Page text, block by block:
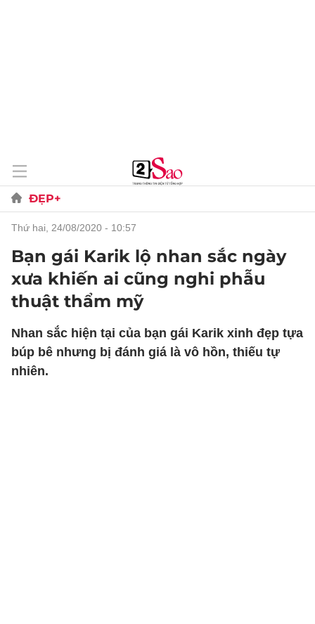
ĐẸP+
thứ hai, 24/08/2020 - 10:57
Bạn gái Karik lộ nhan sắc ngày
xưa khiến ai cũng nghi phẫu
thuật thẩm mỹ
Nhan sắc hiện tại của bạn gái Karik xinh đẹp tựa
búp bê nhưng bị đánh giá là vô hồn, thiếu tự
nhiên.